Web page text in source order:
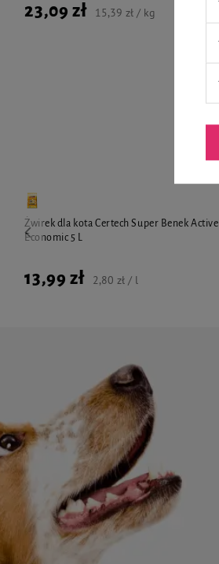
23,09 zł 15,39 zł / kg
Żwirek dla kota Certech Super Benek Active
Economic 5 L
13,99 zł 2,80 zł / l